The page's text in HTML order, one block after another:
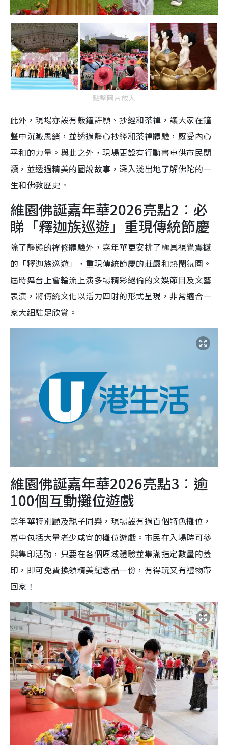
點擊圖片放大
此外，現場亦設有敲鐘許願、抄經和茶禪，讓大家在鐘
聲中沉澱思緒，並透過靜心抄經和茶禪體驗，感受內心
平和的力量。與此之外，現場更設有行動書車供市民閱
讀，並透過精美的圖說故事，深入淺出地了解佛陀的一
生和佛教歷史。
維園佛誕嘉年華2026亮點2︰必
睇「釋迦族巡遊」重現傳統節慶
除了靜態的禪修體驗外，嘉年華更安排了極具視覺震撼
的「釋迦族巡遊」，重現傳統節慶的莊嚴和熱鬧氛圍。
屆時舞台上會輪流上演多場精彩絕倫的文娛節目及文藝
表演，將傳統文化以活力四射的形式呈現，非常適合一
家大細駐足欣賞。
維園佛誕嘉年華2026亮點3︰逾
100個互動攤位遊戲
嘉年華特別顧及親子同樂，現場設有過百個特色攤位，
當中包括大量老少咸宜的攤位遊戲。市民在入場時可參
與集印活動，只要在各個區域體驗並集滿指定數量的蓋
印，即可免費換領精美紀念品一份，有得玩又有禮物帶
回家！